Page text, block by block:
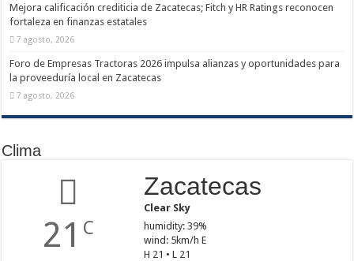
Mejora calificación crediticia de Zacatecas; Fitch y HR Ratings reconocen
fortaleza en finanzas estatales
7 agosto, 2026
Foro de Empresas Tractoras 2026 impulsa alianzas y oportunidades para
la proveeduría local en Zacatecas
7 agosto, 2026
Clima
21 C
Zacatecas
Clear Sky
humidity: 39%
wind: 5km/h E
H 21 • L 21